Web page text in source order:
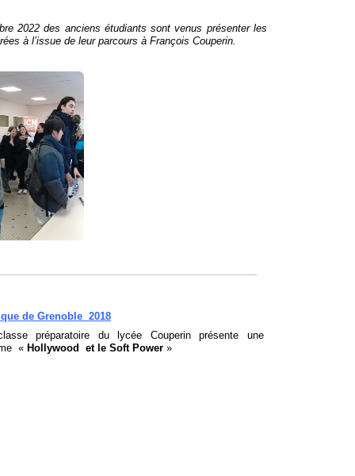
de Grenoble 2018
préparatoire du lycée Couperin présente une
« Hollywood et le Soft Power »
2022 des anciens étudiants sont venus présenter les
à l’issue de leur parcours à François Couperin.